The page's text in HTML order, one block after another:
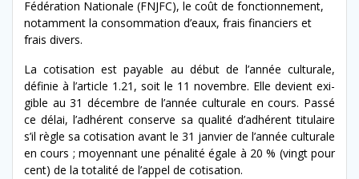
Fédération Nationale (FNJFC), le coût de fonc­tion­nement,
notam­ment la con­som­ma­tion d’eaux, frais financiers et
frais divers.
La coti­sa­tion est payable au début de l’an­née cul­tur­ale,
définie à l’article 1.21, soit le 11 novem­bre. Elle devient exi­
gi­ble au 31 décem­bre de l’an­née cul­tur­ale en cours. Passé
ce délai, l’ad­hérent con­serve sa qual­ité d’ad­hérent tit­u­laire
s’il règle sa coti­sa­tion avant le 31 jan­vi­er de l’an­née cul­tur­ale
en cours ; moyen­nant une pénal­ité égale à 20 % (vingt pour
cent) de la total­ité de l’ap­pel de cotisation.